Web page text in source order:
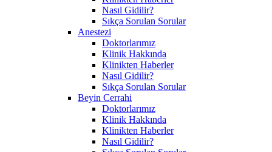
Nasıl Gidilir?
Sıkça Sorulan Sorular
Anestezi
Doktorlarımız
Klinik Hakkında
Klinikten Haberler
Nasıl Gidilir?
Sıkça Sorulan Sorular
Beyin Cerrahi
Doktorlarımız
Klinik Hakkında
Klinikten Haberler
Nasıl Gidilir?